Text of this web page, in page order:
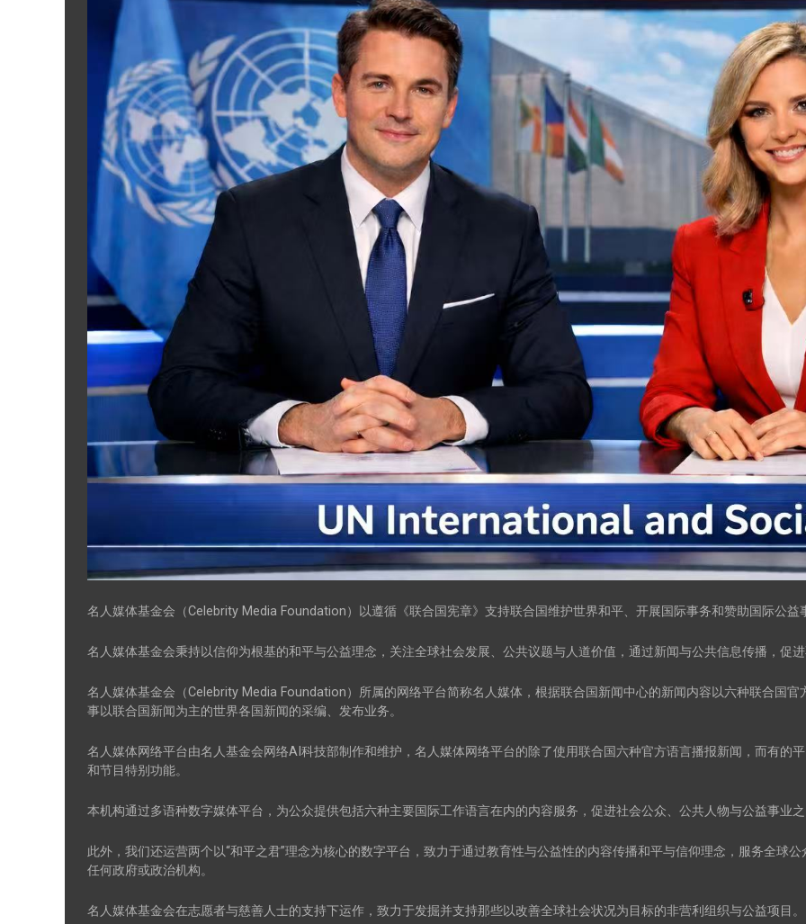
名人媒体基金会（Celebrity Media Foundation）以遵循《联合国宪章》支持联合国维护世界和平、开展国际事务和赞助国际公
名人媒体基金会秉持以信仰为根基的和平与公益理念，关注全球社会发展、公共议题与人道价值，通过新闻与公共信息传播，促
名人媒体基金会（Celebrity Media Foundation）所属的网络平台简称名人媒体，根据联合国新闻中心的新闻内容以六种联合国
事以联合国新闻为主的世界各国新闻的采编、发布业务。
名人媒体网络平台由名人基金会网络AI科技部制作和维护，名人媒体网络平台的除了使用联合国六种官方语言播报新闻，而有的
和节目特别功能。
本机构通过多语种数字媒体平台，为公众提供包括六种主要国际工作语言在内的内容服务，促进社会公众、公共人物与公益事业
此外，我们还运营两个以“和平之君”理念为核心的数字平台，致力于通过教育性与公益性的内容传播和平与信仰理念，服务全球
任何政府或政治机构。
名人媒体基金会在志愿者与慈善人士的支持下运作，致力于发掘并支持那些以改善全球社会状况为目标的非营利组织与公益项目。